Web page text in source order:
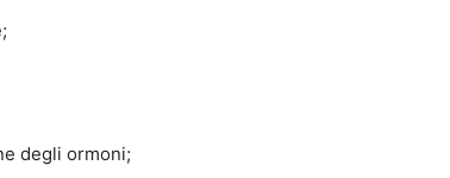
degli ormoni;